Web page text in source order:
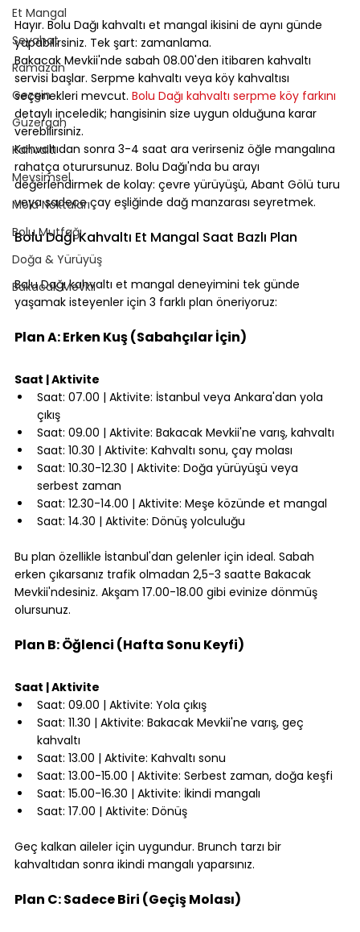
Et Mangal
Seyahat
Ramazan
Gezgin
Güzergah
Kahvaltı
Mevsimsel
Mola Noktaları
Bolu Mutfağı
Doğa & Yürüyüş
Bakacak Mevkii
⠀
Hayır. Bolu Dağı kahvaltı et mangal ikisini de aynı günde
yapabilirsiniz. Tek şart: zamanlama.
Bakacak Mevkii'nde sabah 08.00'den itibaren kahvaltı
servisi başlar. Serpme kahvaltı veya köy kahvaltısı
seçenekleri mevcut. Bolu Dağı kahvaltı serpme köy farkını
detaylı inceledik; hangisinin size uygun olduğuna karar
verebilirsiniz.
Kahvaltıdan sonra 3-4 saat ara verirseniz öğle mangalına
rahatça oturursunuz. Bolu Dağı'nda bu arayı
değerlendirmek de kolay: çevre yürüyüşü, Abant Gölü turu
veya sadece çay eşliğinde dağ manzarası seyretmek.
Bolu Dağı Kahvaltı Et Mangal Saat Bazlı Plan
⠀
Bolu Dağı kahvaltı et mangal deneyimini tek günde
yaşamak isteyenler için 3 farklı plan öneriyoruz:
Plan A: Erken Kuş (Sabahçılar İçin)
Saat | Aktivite
Saat: 07.00 | Aktivite: İstanbul veya Ankara'dan yola
çıkış
Saat: 09.00 | Aktivite: Bakacak Mevkii'ne varış, kahvaltı
Saat: 10.30 | Aktivite: Kahvaltı sonu, çay molası
Saat: 10.30-12.30 | Aktivite: Doğa yürüyüşü veya
serbest zaman
Saat: 12.30-14.00 | Aktivite: Meşe közünde et mangal
Saat: 14.30 | Aktivite: Dönüş yolculuğu
Bu plan özellikle İstanbul'dan gelenler için ideal. Sabah
erken çıkarsanız trafik olmadan 2,5-3 saatte Bakacak
Mevkii'ndesiniz. Akşam 17.00-18.00 gibi evinize dönmüş
olursunuz.
Plan B: Öğlenci (Hafta Sonu Keyfi)
Saat | Aktivite
Saat: 09.00 | Aktivite: Yola çıkış
Saat: 11.30 | Aktivite: Bakacak Mevkii'ne varış, geç
kahvaltı
Saat: 13.00 | Aktivite: Kahvaltı sonu
Saat: 13.00-15.00 | Aktivite: Serbest zaman, doğa keşfi
Saat: 15.00-16.30 | Aktivite: İkindi mangalı
Saat: 17.00 | Aktivite: Dönüş
Geç kalkan aileler için uygundur. Brunch tarzı bir
kahvaltıdan sonra ikindi mangalı yaparsınız.
Plan C: Sadece Biri (Geçiş Molası)